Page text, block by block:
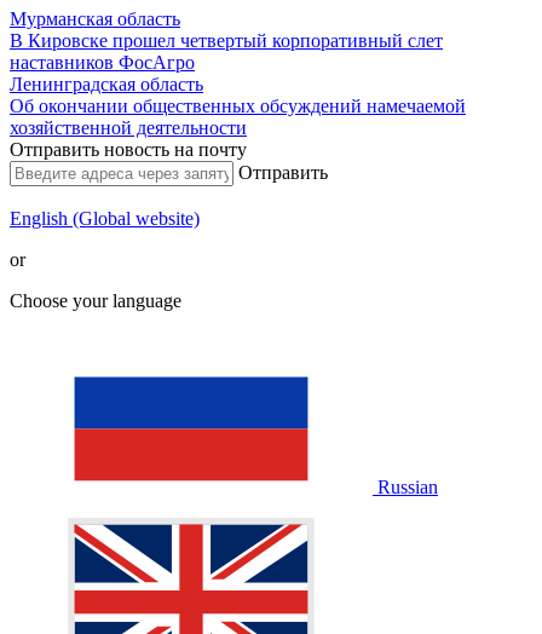
Мурманская область
В Кировске прошел четвертый корпоративный слет
наставников ФосАгро
Ленинградская область
Об окончании общественных обсуждений намечаемой
хозяйственной деятельности
Отправить новость на почту
Отправить
English (Global website)
or
Choose your language
Russian